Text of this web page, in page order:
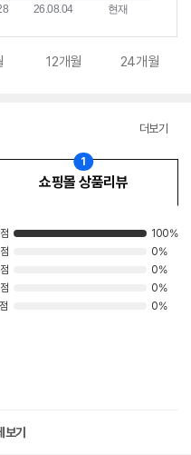
12개월 24개월
더보기
쇼핑몰 상품리뷰
1
100%
0%
0%
0%
0%
기